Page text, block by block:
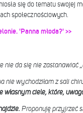
się do tematu swojej
społecznościowych.
'Panna młoda?' >>
da się nie zastanawiać
nie wychodziłam z sali
ciele, które,
Proponuję przyjrzeć